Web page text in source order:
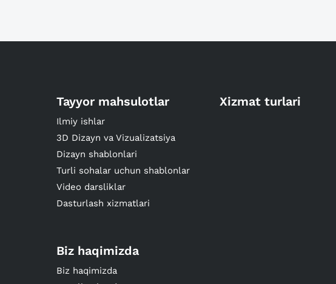
Tayyor mahsulotlar
Ilmiy ishlar
3D Dizayn va Vizualizatsiya
Dizayn shablonlari
Turli sohalar uchun shablonlar
Video darsliklar
Dasturlash xizmatlari
Xizmat turlari
Biz haqimizda
Biz haqimizda